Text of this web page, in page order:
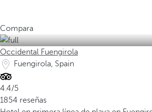
Compara
Occidental Fuengirola
Fuengirola, Spain
4.4/5
1854 reseñas